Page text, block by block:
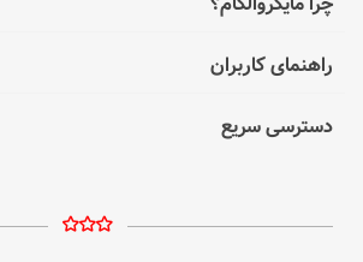
راهنمای کاربران
دسترسی سریع